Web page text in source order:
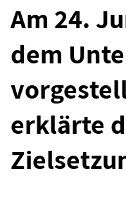
Am 24.
dem
erklärte